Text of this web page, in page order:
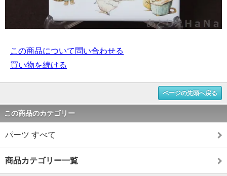
この商品について問い合わせる
買い物を続ける
ページの先頭へ戻る
この商品のカテゴリー
パーツ すべて
商品カテゴリー一覧